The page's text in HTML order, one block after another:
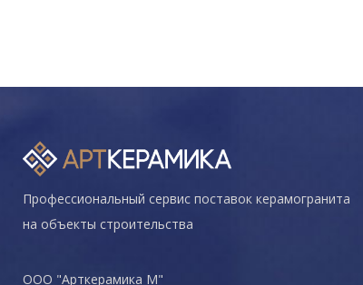
Профессиональный сервис поставок керамогранита
на объекты строительства
ООО "Арткерамика М"